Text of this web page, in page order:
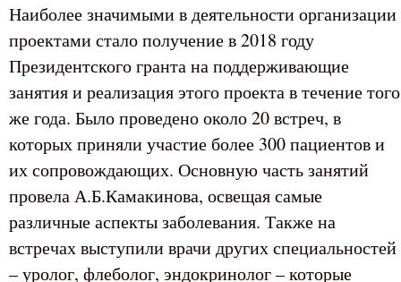
Наиболее значимыми в деятельности организации
проектами стало получение в 2018 году
Президентского гранта на поддерживающие
занятия и реализация этого проекта в течение того
же года. Было проведено около 20 встреч, в
которых приняли участие более 300 пациентов и
их сопровождающих. Основную часть занятий
провела А.Б.Камакинова, освещая самые
различные аспекты заболевания. Также на
встречах выступили врачи других специальностей
– уролог, флеболог, эндокринолог – которые